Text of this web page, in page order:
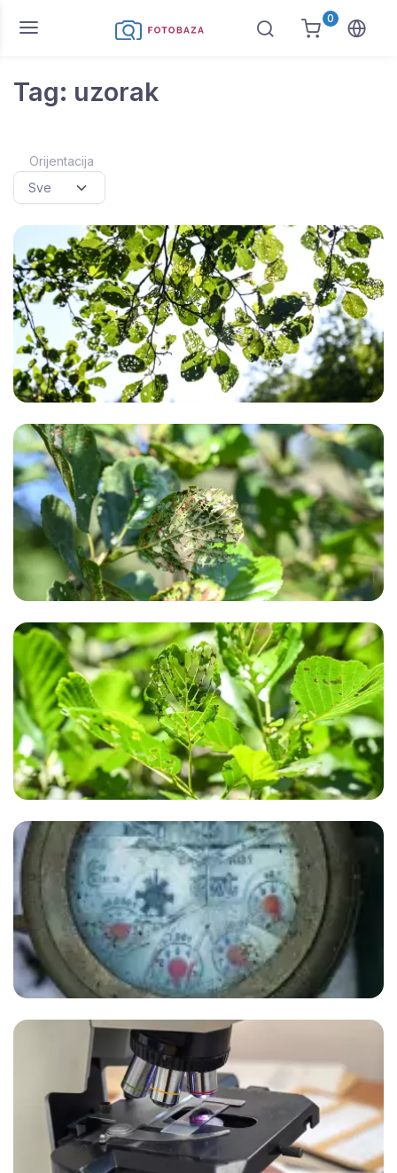
0
Tag: uzorak
Orijentacija